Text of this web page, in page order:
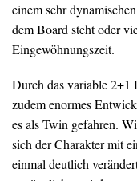
einem sehr
dem Board steht oder
Eingewöhnungszeit.
Durch das variable 2+1
zudem enormes
es als Twin gefahren.
sich der Charakter mit
einmal deutlich